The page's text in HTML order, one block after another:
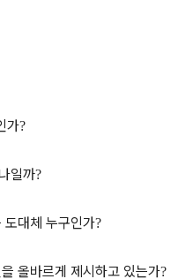
가?
일까?
도대체 누구인가?
올바르게 제시하고 있는가?